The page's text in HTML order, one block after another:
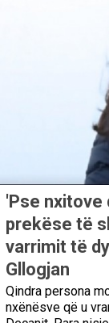
'Pse nxitove
prekëse të
varrimit të
Gllogjan
Qindra persona
nxënësve që u